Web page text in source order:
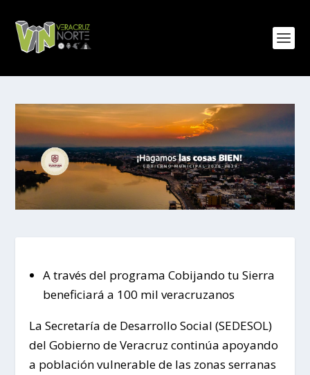
A través del programa Cobijando tu Sierra
beneficiará a 100 mil veracruzanos
La Secretaría de Desarrollo Social (SEDESOL)
del Gobierno de Veracruz continúa apoyando
a población vulnerable de las zonas serranas